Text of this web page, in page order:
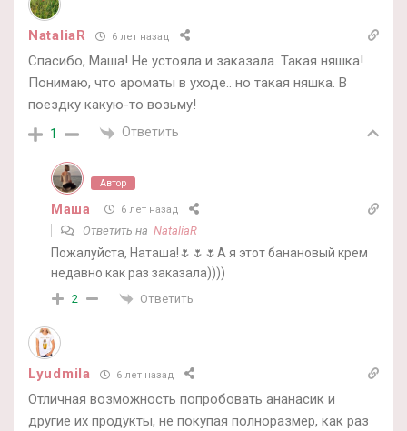
NataliaR 6 лет назад
Спасибо, Маша! Не устояла и заказала. Такая няшка!
Понимаю, что ароматы в уходе.. но такая няшка. В
поездку какую-то возьму!
1 Ответить
Автор
Маша 6 лет назад
Ответить на NataliaR
Пожалуйста, Наташа!🌷🌷🌷А я этот банановый крем
недавно как раз заказала))))
2 Ответить
Lyudmila 6 лет назад
Отличная возможность попробовать ананасик и
другие их продукты, не покупая полноразмер, как раз